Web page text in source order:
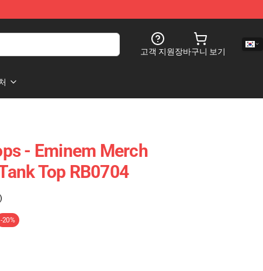
고객 지원장바구니 보기
- Eminem Merch
Top RB0704
-20%